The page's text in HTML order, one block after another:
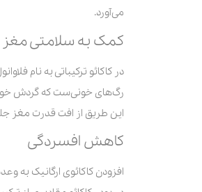
می‌آورد.
کمک به سلامتی مغز
در کاکائو ترکیباتی به نام
رگ‌های خونی‌ست که گردش خون
این طریق از افت قدرت مغز
کاهش افسردگی
افزودن کاکائوی ارگانیک